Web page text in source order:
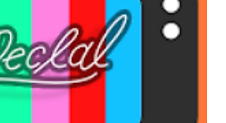
플로 평가되고 있..